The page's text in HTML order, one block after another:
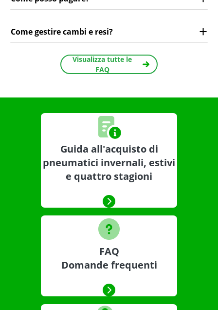
Come gestire cambi e resi?
Visualizza tutte le
FAQ
Guida all'acquisto di
pneumatici invernali, estivi
e quattro stagioni
FAQ
Domande frequenti